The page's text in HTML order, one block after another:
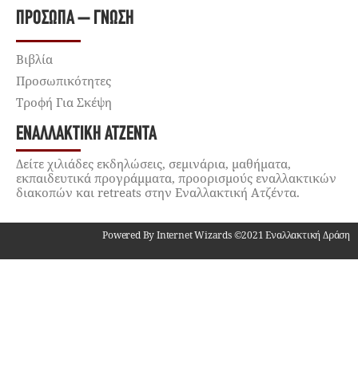
ΠΡΌΣΩΠΑ – ΓΝΏΣΗ
Βιβλία
Προσωπικότητες
Τροφή Για Σκέψη
ΕΝΑΛΛΑΚΤΙΚΉ ΑΤΖΈΝΤΑ
Δείτε χιλιάδες εκδηλώσεις, σεμινάρια, μαθήματα,
εκπαιδευτικά προγράμματα, προορισμούς εναλλακτικών
διακοπών και retreats στην Εναλλακτική Ατζέντα.
Powered By Internet Wizards ©2021 Εναλλακτική Δράση